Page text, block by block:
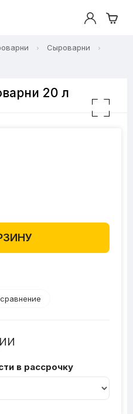
Сыроварни
20 л
в рассрочку